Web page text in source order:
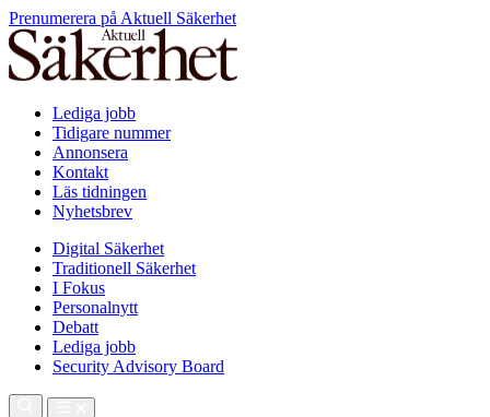
Prenumerera på Aktuell Säkerhet
Lediga jobb
Tidigare nummer
Annonsera
Kontakt
Läs tidningen
Nyhetsbrev
Digital Säkerhet
Traditionell Säkerhet
I Fokus
Personalnytt
Debatt
Lediga jobb
Security Advisory Board